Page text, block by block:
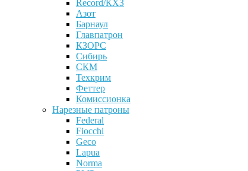
Record/КХЗ
Азот
Барнаул
Главпатрон
КЗОРС
Сибирь
СКМ
Техкрим
Феттер
Комиссионка
Нарезные патроны
Federal
Fiocchi
Geco
Lapua
Norma